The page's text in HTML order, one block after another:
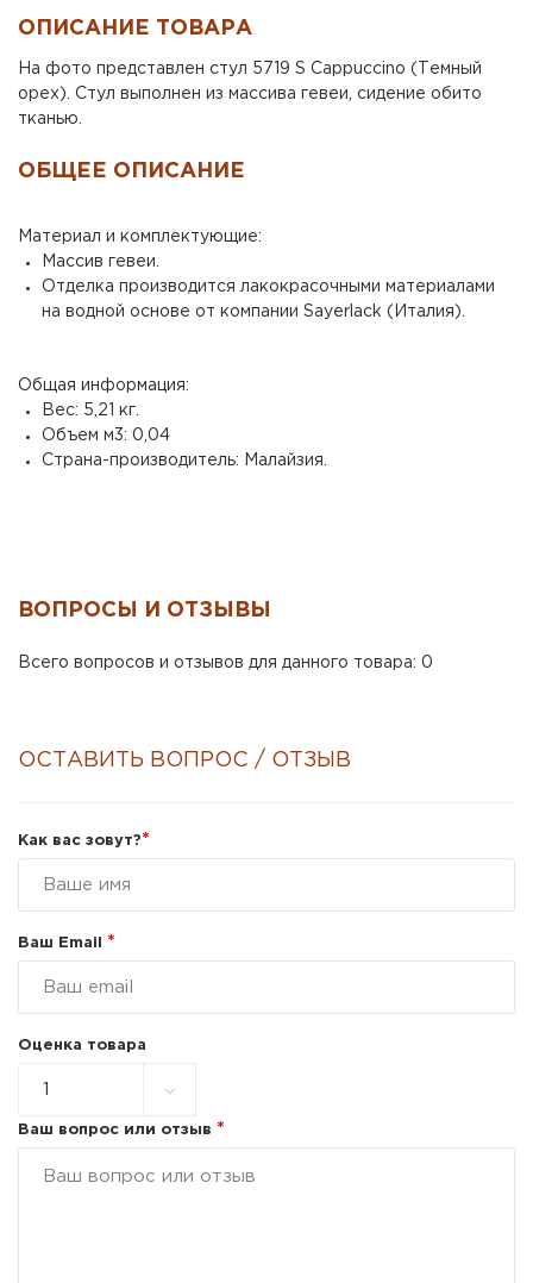
ОПИСАНИЕ ТОВАРА
На фото представлен стул 5719 S Cappuccino (Темный
орех). Стул выполнен из массива гевеи, сидение обито
тканью.
ОБЩЕЕ ОПИСАНИЕ
Материал и комплектующие:
Массив гевеи.
Отделка производится лакокрасочными материалами
на водной основе от компании Sayerlack (Италия).
Общая информация:
Вес: 5,21 кг.
Объем м3: 0,04
Страна-производитель: Малайзия.
ВОПРОСЫ И ОТЗЫВЫ
Всего вопросов и отзывов для данного товара: 0
ОСТАВИТЬ ВОПРОС / ОТЗЫВ
Как вас зовут?*
Ваш Email *
Оценка товара
Ваш вопрос или отзыв *